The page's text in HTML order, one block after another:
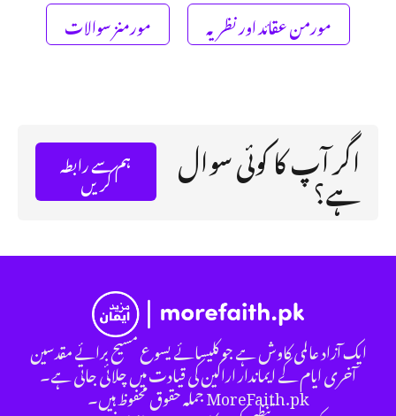
مورمن عقائد اور نظریہ
مورمنز سوالات
اگر آپ کا کوئی سوال
ہے؟ ہم سے رابطہ
کریں
ایک آزاد عالمی کاوش ہے جو کلیسائے یسوع مسیح برائے مقدسین
آخری ایام کے ایماندار اراکین کی قیادت میں چلائی جاتی ہے۔
MoreFaith.pk جملہ حقوق محفوظ ہیں۔